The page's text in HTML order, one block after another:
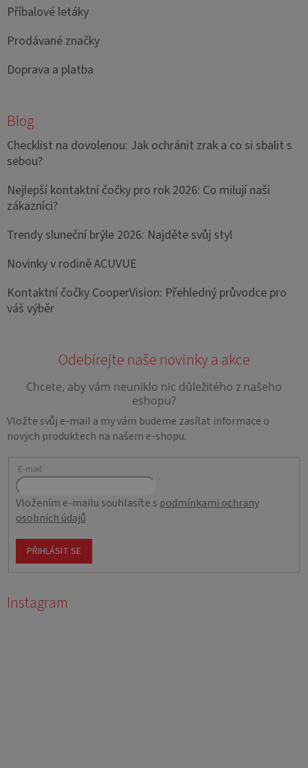
Příbalové letáky
Prodávané značky
Doprava a platba
Blog
Checklist na dovolenou: Jak ochránit zrak a co si sbalit s
sebou?
Nejlepší kontaktní čočky pro rok 2026: Co milují naši
zákazníci?
Trendy sluneční brýle 2026: Najděte svůj styl
Novinky v rodině ACUVUE
Kontaktní čočky CooperVision: Přehledný průvodce pro
váš výběr
Vložte svůj e-mail a my vám budeme zasílat informace o
nových produktech na našem e-shopu.
E-mail
Vložením e-mailu souhlasíte s podmínkami ochrany
osobních údajů
PŘIHLÁSIT SE
Instagram